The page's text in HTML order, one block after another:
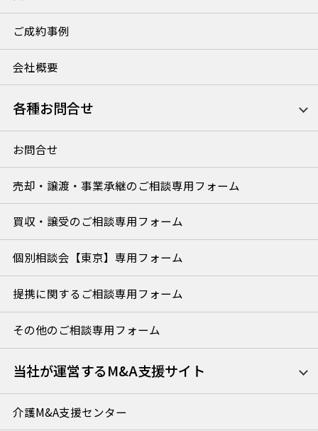
ご成約事例
会社概要
各種お問合せ
お問合せ
売却・譲渡・事業承継のご相談専用フォーム
買収・譲受のご相談専用フォーム
個別相談会【東京】専用フォーム
提携に関するご相談専用フォーム
その他のご相談専用フォーム
当社が運営するM&A支援サイト
介護M&A支援センター